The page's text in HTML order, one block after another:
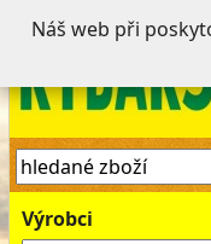
Výrobci
Náš web při